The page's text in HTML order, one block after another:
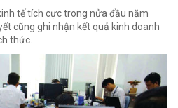
tế tích cực trong nửa đầu năm
cũng ghi nhận kết quả kinh doanh
thức.